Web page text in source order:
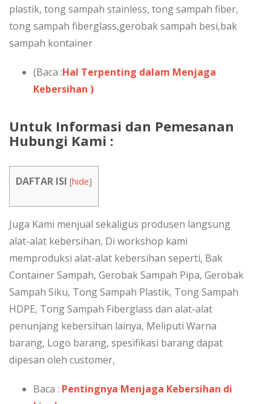
plastik, tong sampah stainless, tong sampah fiber,
tong sampah fiberglass,gerobak sampah besi,bak
sampah kontainer
(Baca :Hal Terpenting dalam Menjaga
Kebersihan )
Untuk Informasi dan Pemesanan
Hubungi Kami :
DAFTAR ISI [hide]
Juga Kami menjual sekaligus produsen langsung
alat-alat kebersihan, Di workshop kami
memproduksi alat-alat kebersihan seperti, Bak
Container Sampah, Gerobak Sampah Pipa, Gerobak
Sampah Siku, Tong Sampah Plastik, Tong Sampah
HDPE, Tong Sampah Fiberglass dan alat-alat
penunjang kebersihan lainya, Meliputi Warna
barang, Logo barang, spesifikasi barang dapat
dipesan oleh customer,
Baca : Pentingnya Menjaga Kebersihan di